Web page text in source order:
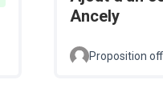
Ancely
Proposition